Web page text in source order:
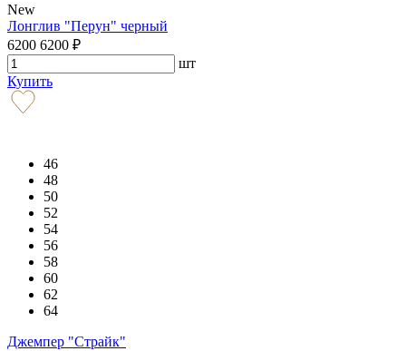
New
Лонглив "Перун" черный
6200 6200 ₽
шт
Купить
46
48
50
52
54
56
58
60
62
64
Джемпер "Страйк"